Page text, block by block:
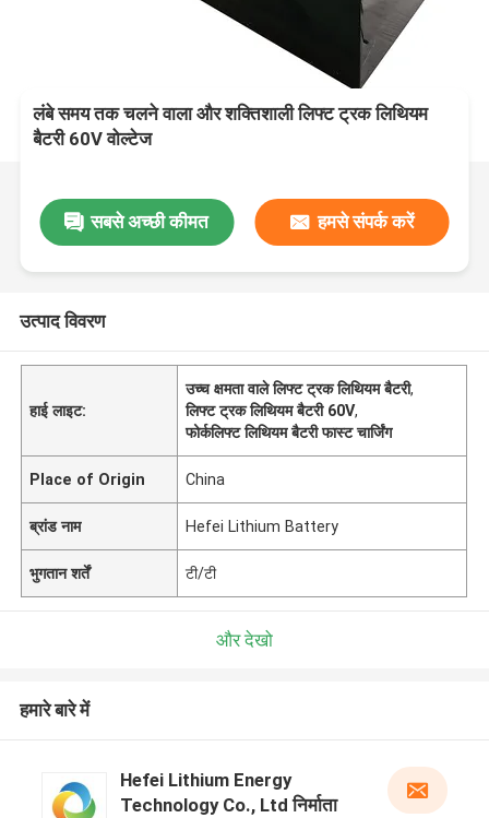
लंबे समय तक चलने वाला और शक्तिशाली लिफ्ट ट्रक लिथियम
बैटरी 60V वोल्टेज
सबसे अच्छी कीमत हमसे संपर्क करें
उत्पाद विवरण
हाई लाइट:
उच्च क्षमता वाले लिफ्ट ट्रक लिथियम बैटरी,
लिफ्ट ट्रक लिथियम बैटरी 60V,
फोर्कलिफ्ट लिथियम बैटरी फास्ट चार्जिंग
Place of Origin China
ब्रांड नाम Hefei Lithium Battery
भुगतान शर्तें टी/टी
और देखो
हमारे बारे में
Hefei Lithium Energy
Technology Co., Ltd निर्माता